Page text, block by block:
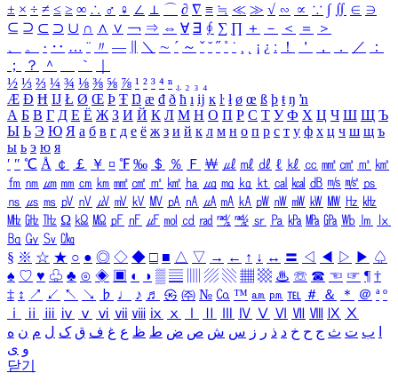
± × ÷ ≠ ≤ ≥ ∞ ∴ ♂ ♀ ∠ ⊥ ⌒ ∂ ∇ ≡ ≒ ≪ ≫ √ ∽ ∝ ∵ ∫ ∬ ∈ ∋
⊆ ⊇ ⊂ ⊃ ∪ ∩ ∧ ∨ ￢ ⇒ ⇔ ∀ ∃ ∮ ∑ ∏ ＋ － ＜ ＝
＞
、
。 · ‥ … ¨ 〃 ― ＼ ∼ ´ ～ ˇ ˘ ˝ ˚ ˙ ¸ ¡ ¿ ː ！ ＇ ， ． ／
：
；
？ ＾ ｀
½ ⅓ ⅔ ¼ ¾ ⅛ ⅜ ⅝ ⅞ ¹ ² ³ ⁴ ⁿ ₁ ₂ ₃ ₄
Æ Ð Ħ Ĳ Ł Ø Œ Þ Ŧ Ŋ æ đ ð ħ ı ĳ ĸ ŀ ł ø œ ß þ ŧ ŋ ŉ
А Б В Г Д Е Ё Ж З И Й К Л М Н О П Р С Т У Ф Х Ц Ч Ш Щ Ъ
Ы Ь Э Ю Я а б в г д е ё ж з и й к л м н о п р с т у ф х ц ч ш щ ъ
ы ь э ю я
′ ″ ℃ Å ￠ ￡ ￥ ¤ ℉ ‰ ＄ ％ Ｆ ￦ ㎕ ㎖ ㎗ ℓ ㎘ ㏄ ㎣ ㎤ ㎥ ㎦
㎙ ㎚ ㎛ ㎜ ㎝ ㎞ ㎟ ㎠ ㎡ ㎢ ㏊ ㎍ ㎎ ㎏ ㏏ ㎈ ㎉ ㏈ ㎧ ㎨ ㎰
㎱ ㎲ ㎳ ㎴ ㎵ ㎶ ㎷ ㎸ ㎹ ㎀ ㎁ ㎂ ㎃ ㎄ ㎺ ㎻ ㎽ ㎾ ㎿ ㎐ ㎑
㎒ ㎓ ㎔ Ω ㏀ ㏁ ㎊ ㎋ ㎌ ㏖ ㏅ ㎭ ㎮ ㎯ ㏛ ㎩ ㎪ ㎫ ㎬ ㏝ ㏐
㏓
㏃ ㏉ ㏜ ㏆
§ ※ ☆ ★ ○ ● ◎ ◇ ◆ □ ■ △ ▽ → ← ↑ ↓ ↔ 〓 ◁ ◀ ▷ ▶ ♤
♠ ♡ ♥ ♧ ♣ ⊙ ◈ ▣ ◐ ◑ ▒ ▤ ▨ ▧ ▦ ▩ ♨ ☏ ☎ ☜ ☞ ¶ †
‡ ↕ ↗ ↙ ↖ ↘ ♭ ♩ ♪ ♬ ㉿ ㈜ № ㏇ ™ ㏂ ㏘ ℡ ＃ ＆ ＊ ＠ ª º
ⅰ
ⅱ ⅲ ⅳ ⅴ ⅵ ⅶ ⅷ ⅸ ⅹ Ⅳ Ⅴ Ⅵ Ⅶ Ⅷ Ⅸ Ⅹ
ب ت ث ج ح خ د ذ ر ز س ش ص ض ط ظ ع غ ف ق ک ل م ن ه
و ی
닫기